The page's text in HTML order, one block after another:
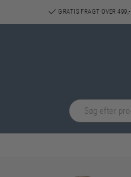
GRATIS FRAGT OVER 499,-